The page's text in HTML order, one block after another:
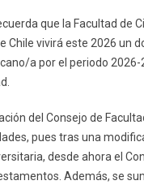
INVESTIGACIÓN
BIBLIOTECA
DEPARTAMENTOS
que la Facultad de
Chile vivirá este 2026 un
a por el periodo 2026-
del Consejo de
pues tras una
desde ahora el
Además, se